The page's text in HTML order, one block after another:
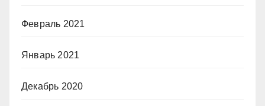
Февраль 2021
Январь 2021
Декабрь 2020